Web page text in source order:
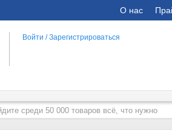
О нас
Войти /Зарегистрироваться